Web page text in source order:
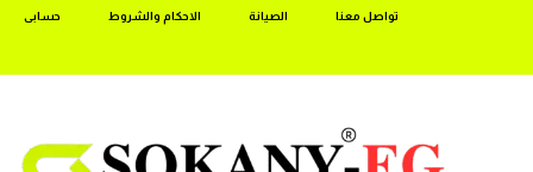
تواصل معنا الصيانة الاحكام والشروط حسابى